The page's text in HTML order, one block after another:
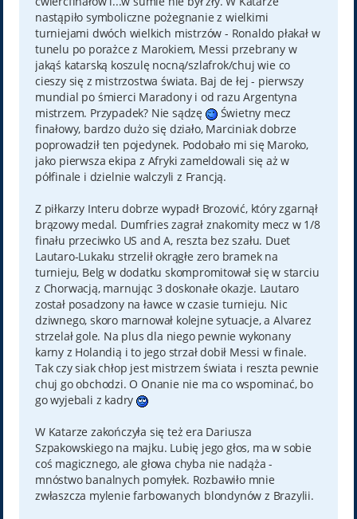
nastąpiło symboliczne pożegnanie z wielkimi
turniejami dwóch wielkich mistrzów - Ronaldo płakał w
tunelu po porażce z Marokiem, Messi przebrany w
jakąś katarską koszulę nocną/szlafrok/chuj wie co
cieszy się z mistrzostwa świata. Baj de łej - pierwszy
mundial po śmierci Maradony i od razu Argentyna
mistrzem. Przypadek? Nie sądzę
Świetny mecz
finałowy, bardzo dużo się działo, Marciniak dobrze
poprowadził ten pojedynek. Podobało mi się Maroko,
jako pierwsza ekipa z Afryki zameldowali się aż w
półfinale i dzielnie walczyli z Francją.
Z piłkarzy Interu dobrze wypadł Brozović, który zgarnął
brązowy medal. Dumfries zagrał znakomity mecz w 1/8
finału przeciwko US and A, reszta bez szału. Duet
Lautaro-Lukaku strzelił okrągłe zero bramek na
turnieju, Belg w dodatku skompromitował się w starciu
z Chorwacją, marnując 3 doskonałe okazje. Lautaro
został posadzony na ławce w czasie turnieju. Nic
dziwnego, skoro marnował kolejne sytuacje, a Alvarez
strzelał gole. Na plus dla niego pewnie wykonany
karny z Holandią i to jego strzał dobił Messi w finale.
Tak czy siak chłop jest mistrzem świata i reszta pewnie
chuj go obchodzi. O Onanie nie ma co wspominać, bo
go wyjebali z kadry
W Katarze zakończyła się też era Dariusza
Szpakowskiego na majku. Lubię jego głos, ma w sobie
coś magicznego, ale głowa chyba nie nadąża -
mnóstwo banalnych pomyłek. Rozbawiło mnie
zwłaszcza mylenie farbowanych blondynów z Brazylii.